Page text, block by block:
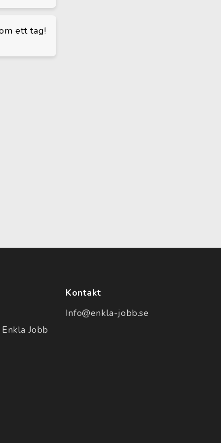
ett tag!
Jobb
Kontakt
Info@enkla-jobb.se